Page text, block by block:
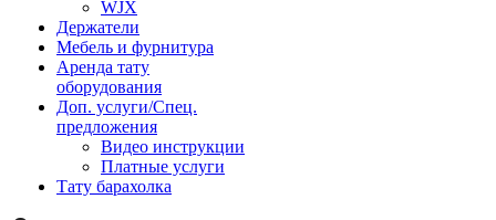
WJX
Держатели
Мебель и фурнитура
Аренда тату
оборудования
Доп. услуги/Спец.
предложения
Видео инструкции
Платные услуги
Тату барахолка